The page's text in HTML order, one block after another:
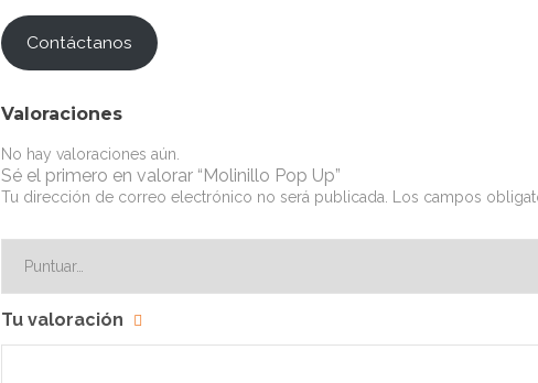
Contáctanos
Valoraciones
No hay valoraciones aún.
Sé el primero en valorar “Molinillo Pop Up”
Tu dirección de correo electrónico no será publicada. Los campos
Tu valoración